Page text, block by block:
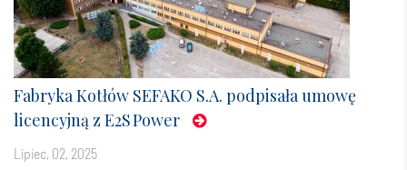
Fabryka Kotłów SEFAKO S.A. podpisała umowę
licencyjną z E2S Power
lipiec, 02, 2025